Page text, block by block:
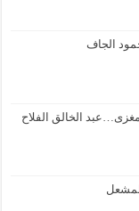
الجاف
الخالق الفلاح